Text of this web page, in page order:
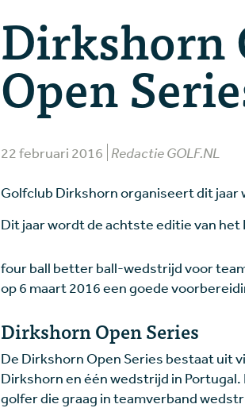
Dirkshorn
Open
22 februari 2016 Redactie GOLF.NL
Golfclub Dirkshorn organiseert dit jaar
Dit jaar wordt de achtste editie van
four ball better ball-wedstrijd voor
op 6 maart 2016 een goede
Dirkshorn Open Series
De Dirkshorn Open Series bestaat uit
Dirkshorn en één wedstrijd in
golfer die graag in teamverband